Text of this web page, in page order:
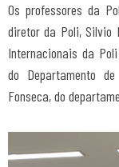
Os professores da
diretor da Poli, Silvio
Internacionais da
do Departamento
Fonseca, do